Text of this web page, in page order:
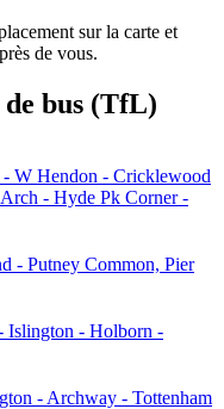
sur la carte et
de vous.
bus (TfL)
W Hendon - Cricklewood
- Hyde Pk Corner -
- Putney Common, Pier
Islington - Holborn -
- Archway - Tottenham